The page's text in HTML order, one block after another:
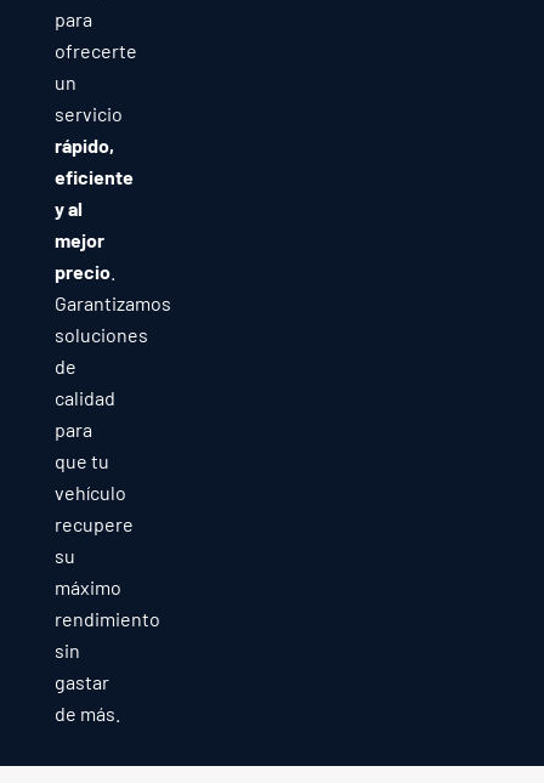
para
ofrecerte
un
servicio
rápido,
eficiente
y al
mejor
precio.
Garantizamos
soluciones
de
calidad
para
que tu
vehículo
recupere
su
máximo
rendimiento
sin
gastar
de más.